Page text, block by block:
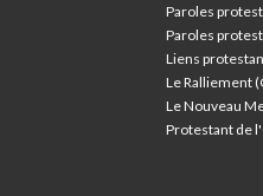
Paroles
Paroles
Liens
Le Ralliement
Le Nouveau
Protestant de